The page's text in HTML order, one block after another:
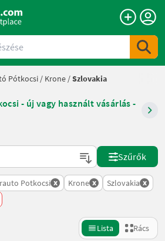
Pótkocsi / Krone /Szlovakia
- új vagy használt vásárlás -
Landwirt.com-on
Szűrők
Potkocsi x Krone x Szlovakia x
Lista Rács